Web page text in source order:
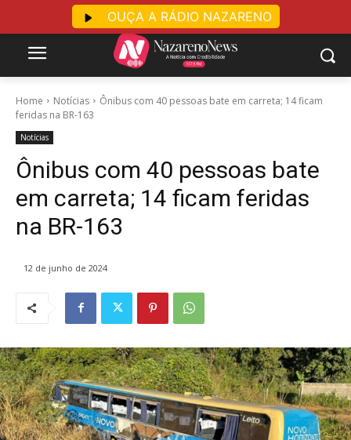
Home Notícias
Ônibus com 40 pessoas bate em carreta; 14 ficam
feridas na BR-163
Notícias
Ônibus com 40 pessoas bate
em carreta; 14 ficam feridas
na BR-163
12 de junho de 2024
OUÇA A RÁDIO NAZARENO